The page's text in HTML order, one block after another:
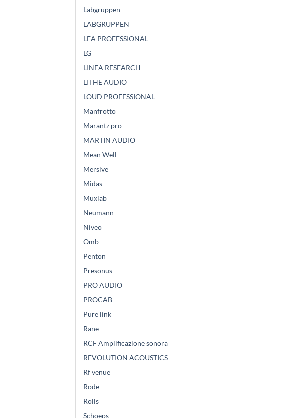
Labgruppen
LABGRUPPEN
LEA PROFESSIONAL
LG
LINEA RESEARCH
LITHE AUDIO
LOUD PROFESSIONAL
Manfrotto
Marantz pro
MARTIN AUDIO
Mean Well
Mersive
Midas
Muxlab
Neumann
Niveo
Omb
Penton
Presonus
PRO AUDIO
PROCAB
Pure link
Rane
RCF Amplificazione sonora
REVOLUTION ACOUSTICS
Rf venue
Rode
Rolls
Schoeps